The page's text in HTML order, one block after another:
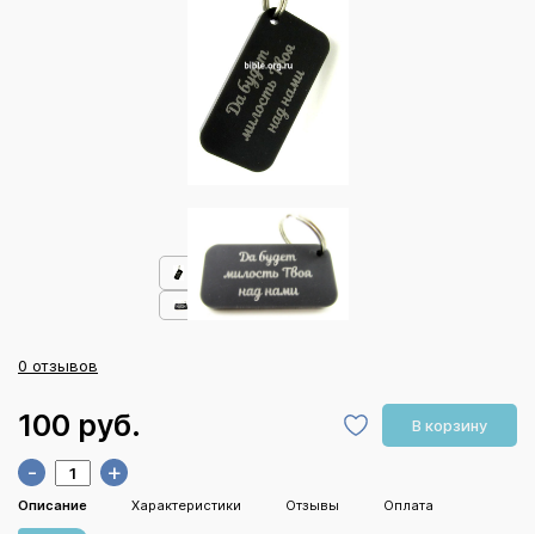
0 отзывов
100 руб. В корзину
- +
Описание Характеристики Отзывы Оплата